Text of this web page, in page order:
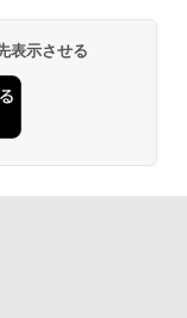
表示させる